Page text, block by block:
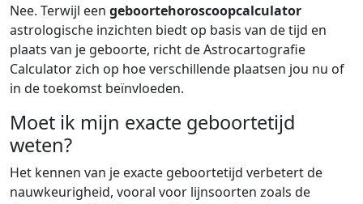
Nee. Terwijl een geboortehoroscoopcalculator
astrologische inzichten biedt op basis van de tijd en
plaats van je geboorte, richt de Astrocartografie
Calculator zich op hoe verschillende plaatsen jou nu of
in de toekomst beïnvloeden.
Moet ik mijn exacte geboortetijd
weten?
Het kennen van je exacte geboortetijd verbetert de
nauwkeurigheid, vooral voor lijnsoorten zoals de